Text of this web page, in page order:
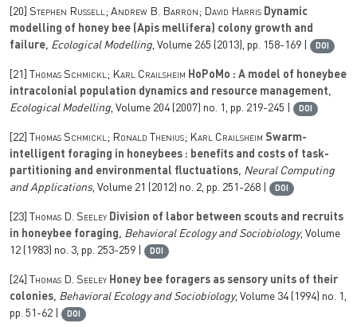
[20] Stephen Russell; Andrew B. Barron; David Harris Dynamic
modelling of honey bee (Apis mellifera) colony growth and
failure, Ecological Modelling, Volume 265 (2013), pp. 158-169 | DOI
[21] Thomas Schmickl; Karl Crailsheim HoPoMo : A model of honeybee
intracolonial population dynamics and resource management,
Ecological Modelling, Volume 204(2007) no. 1, pp. 219-245 | DOI
[22] Thomas Schmickl; Ronald Thenius; Karl Crailsheim Swarm-
intelligent foraging in honeybees : benefits and costs of task-
partitioning and environmental fluctuations, Neural Computing
and Applications, Volume 21 (2012) no. 2, pp. 251-268 | DOI
[23] Thomas D. Seeley Division of labor between scouts and recruits
in honeybee foraging, Behavioral Ecology and Sociobiology, Volume
12 (1983) no. 3, pp. 253-259 | DOI
[24] Thomas D. Seeley Honey bee foragers as sensory units of their
colonies, Behavioral Ecology and Sociobiology, Volume 34(1994) no. 1,
pp. 51-62 |
DOI